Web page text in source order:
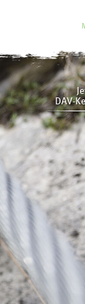
Service
Mitgliedschaft
Sektionsmedien
Online-
DAV-